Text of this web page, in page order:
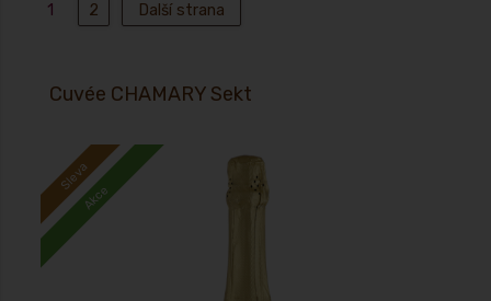
1 2 Další strana
Cuvée CHAMARY Sekt
Sleva
Akce